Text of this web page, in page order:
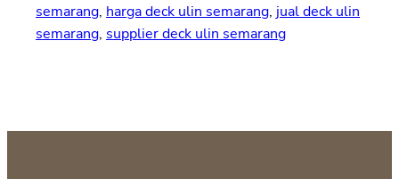
semarang, harga deck ulin semarang, jual deck ulin
semarang, supplier deck ulin semarang